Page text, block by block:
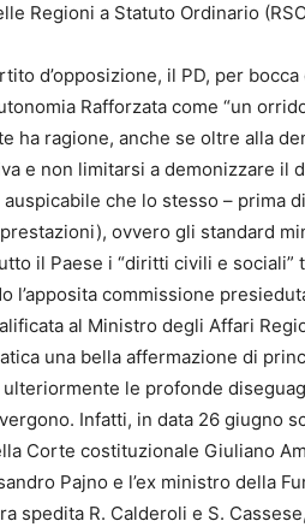
Regioni a Statuto Ordinario
d’opposizione, il PD, per
Rafforzata come “un
ha ragione, anche se oltre alla
e non limitarsi a demonizzare il
auspicabile che lo stesso – prima
ovvero gli standard
il Paese i “diritti civili e sociali”
l’apposita commissione
al Ministro degli Affari
una bella affermazione di
le profonde
Infatti, in data 26 giugno
Corte costituzionale Giuliano
Pajno e l’ex ministro della
spedita R. Calderoli e S.